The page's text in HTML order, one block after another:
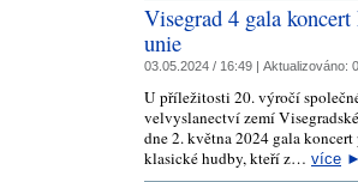
Visegrad 4 gala
unie
03.05.2024 / 16:49 | Aktualizováno:
U příležitosti 20. výročí
velvyslanectví zemí
dne 2. května 2024 gala
klasické hudby, kteří z… více